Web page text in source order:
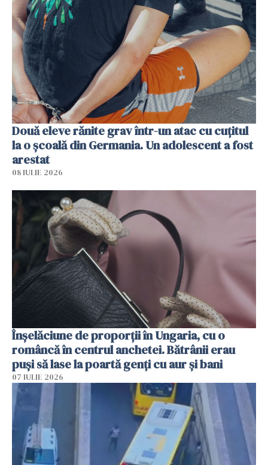
Două eleve rănite grav într-un atac cu cuțitul
la o școală din Germania. Un adolescent a fost
arestat
08 IULIE 2026
Înșelăciune de proporții în Ungaria, cu o
româncă în centrul anchetei. Bătrânii erau
puși să lase la poartă genți cu aur și bani
07 IULIE 2026